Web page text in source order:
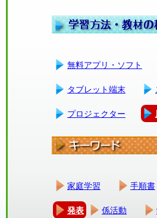
無料アプリ・ソフト
タブレット端末
プロジェクター
家庭学習 手順書
発表 係活動